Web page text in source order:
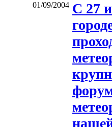
01/09/2004 С 27